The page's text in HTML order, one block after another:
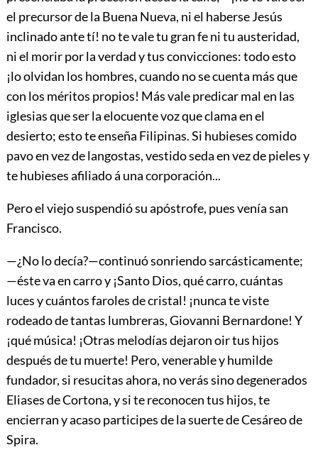
el precursor de la Buena Nueva, ni el haberse Jesús
inclinado ante tí! no te vale tu gran fe ni tu austeridad,
ni el morir por la verdad y tus convicciones: todo esto
¡lo olvidan los hombres, cuando no se cuenta más que
con los méritos propios! Más vale predicar mal en las
iglesias que ser la elocuente voz que clama en el
desierto; esto te enseña Filipinas.Si hubieses comido
pavo en vez de langostas, vestido seda en vez de pieles y
te hubieses afiliado á una corporación...
Pero el viejo suspendió su apóstrofe, pues venía san
Francisco.
—¿No lo decía?—continuó sonriendo sarcásticamente;
—éste va en carro y ¡Santo Dios, qué carro, cuántas
luces y cuántos faroles de cristal! ¡nunca te viste
rodeado de tantas lumbreras, Giovanni Bernardone! Y
¡qué música! ¡Otras melodías dejaron oir tus hijos
después de tu muerte! Pero, venerable y humilde
fundador, si resucitas ahora, no verás sino degenerados
Eliases de Cortona, y si te reconocen tus hijos, te
encierran y acaso participes de la suerte de Cesáreo de
Spira.